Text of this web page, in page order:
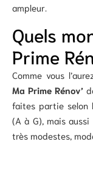
ampleur.
Quels
Prime
Comme vous
Ma Prime Rénov’
faites partie selon
(A à G), mais
très modestes,